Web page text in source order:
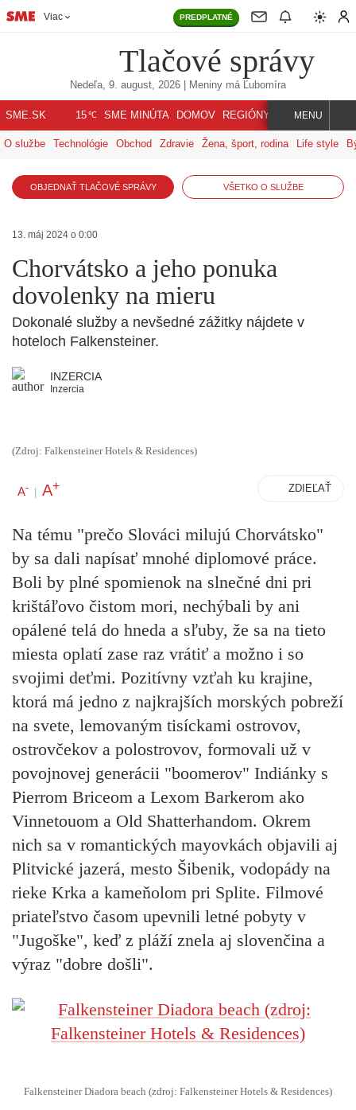
Viac PREDPLATNÉ
Tlačové správy
Nedeľa, 9. august, 2026 | Meniny má Ľubomíra
SME.SK 15℃ SME MINÚTA DOMOV REGIÓNY INDEX SVET
MENU
O službe Technológie Obchod Zdravie Žena, šport, rodina Life style
OBJEDNAŤ TLAČOVÉ SPRÁVY VŠETKO O SLUŽBE
13. máj 2024 o 0:00
Chorvátsko a jeho ponuka
dovolenky na mieru
Dokonalé služby a nevšedné zážitky nájdete v
hoteloch Falkensteiner.
INZERCIA
Inzercia
(Zdroj: Falkensteiner Hotels & Residences)
A- | A+ ZDIEĽAŤ
Na tému "prečo Slováci milujú Chorvátsko"
by sa dali napísať mnohé diplomové práce.
Boli by plné spomienok na slnečné dni pri
krištáľovo čistom mori, nechýbali by ani
opálené telá do hneda a sľuby, že sa na tieto
miesta oplatí zase raz vrátiť a možno i so
svojimi deťmi. Pozitívny vzťah ku krajine,
ktorá má jedno z najkrajších morských pobreží
na svete, lemovaným tisíckami ostrovov,
ostrovčekov a polostrovov, formovali už v
povojnovej generácii "boomerov" Indiánky s
Pierrom Briceom a Lexom Barkerom ako
Vinnetouom a Old Shatterhandom. Okrem
nich sa v romantických mayovkách objavili aj
Plitvické jazerá, mesto Šibenik, vodopády na
rieke Krka a kameňolom pri Splite. Filmové
priateľstvo časom upevnili letné pobyty v
"Jugoške", keď z pláží znela aj slovenčina a
výraz "dobre došli".
Falkensteiner Diadora beach (zdroj: Falkensteiner Hotels & Residences)